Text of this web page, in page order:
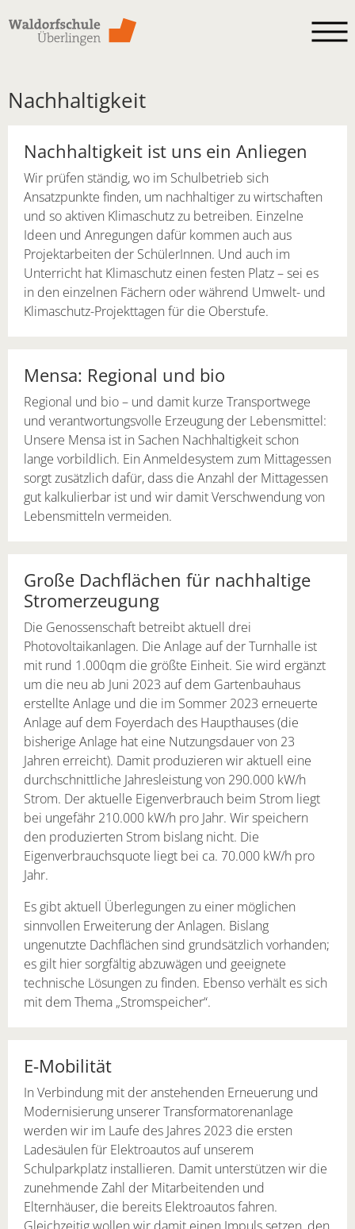
Nachhaltigkeit
Nachhaltigkeit ist uns ein Anliegen
Wir prüfen ständig, wo im Schulbetrieb sich
Ansatzpunkte finden, um nachhaltiger zu wirtschaften
und so aktiven Klimaschutz zu betreiben. Einzelne
Ideen und Anregungen dafür kommen auch aus
Projektarbeiten der SchülerInnen. Und auch im
Unterricht hat Klimaschutz einen festen Platz – sei es
in den einzelnen Fächern oder während Umwelt- und
Klimaschutz-Projekttagen für die Oberstufe.
Mensa: Regional und bio
Regional und bio – und damit kurze Transportwege
und verantwortungsvolle Erzeugung der Lebensmittel:
Unsere Mensa ist in Sachen Nachhaltigkeit schon
lange vorbildlich. Ein Anmeldesystem zum Mittagessen
sorgt zusätzlich dafür, dass die Anzahl der Mittagessen
gut kalkulierbar ist und wir damit Verschwendung von
Lebensmitteln vermeiden.
Große Dachflächen für nachhaltige
Stromerzeugung
Die Genossenschaft betreibt aktuell drei
Photovoltaikanlagen. Die Anlage auf der Turnhalle ist
mit rund 1.000qm die größte Einheit. Sie wird ergänzt
um die neu ab Juni 2023 auf dem Gartenbauhaus
erstellte Anlage und die im Sommer 2023 erneuerte
Anlage auf dem Foyerdach des Haupthauses (die
bisherige Anlage hat eine Nutzungsdauer von 23
Jahren erreicht). Damit produzieren wir aktuell eine
durchschnittliche Jahresleistung von 290.000 kW/h
Strom. Der aktuelle Eigenverbrauch beim Strom liegt
bei ungefähr 210.000 kW/h pro Jahr. Wir speichern
den produzierten Strom bislang nicht. Die
Eigenverbrauchsquote liegt bei ca. 70.000 kW/h pro
Jahr.
Es gibt aktuell Überlegungen zu einer möglichen
sinnvollen Erweiterung der Anlagen. Bislang
ungenutzte Dachflächen sind grundsätzlich vorhanden;
es gilt hier sorgfältig abzuwägen und geeignete
technische Lösungen zu finden. Ebenso verhält es sich
mit dem Thema „Stromspeicher“.
E-Mobilität
In Verbindung mit der anstehenden Erneuerung und
Modernisierung unserer Transformatorenanlage
werden wir im Laufe des Jahres 2023 die ersten
Ladesäulen für Elektroautos auf unserem
Schulparkplatz installieren. Damit unterstützen wir die
zunehmende Zahl der Mitarbeitenden und
Elternhäuser, die bereits Elektroautos fahren.